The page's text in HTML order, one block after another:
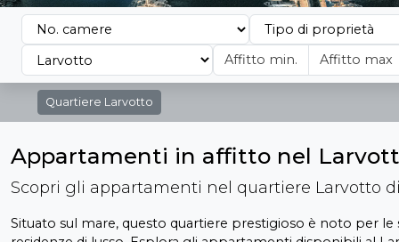
Quartiere Larvotto
Appartamenti in affitto nel
Scopri gli appartamenti nel quartiere Larvotto
Situato sul mare, questo quartiere prestigioso è noto per le